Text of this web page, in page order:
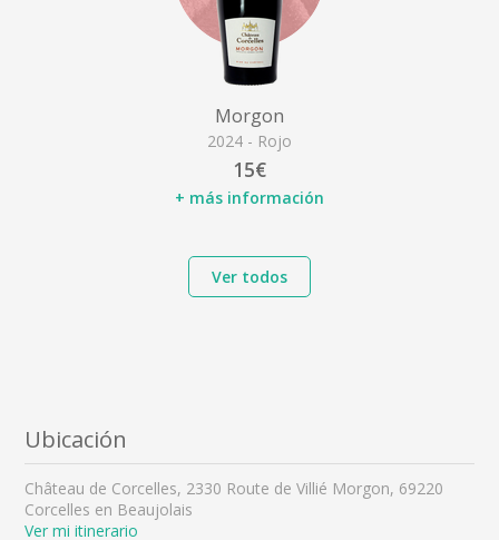
Morgon
2024 - Rojo
15€
+ más información
Ver todos
Ubicación
Château de Corcelles, 2330 Route de Villié Morgon, 69220
Corcelles en Beaujolais
Ver mi itinerario